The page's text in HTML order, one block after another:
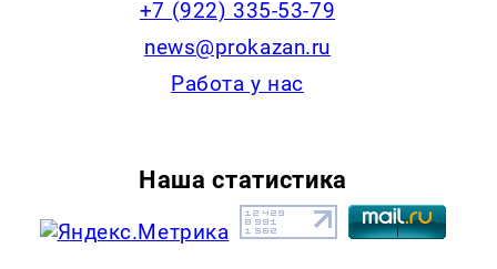
+7 (922) 335-53-79
news@prokazan.ru
Работа у нас
Наша статистика